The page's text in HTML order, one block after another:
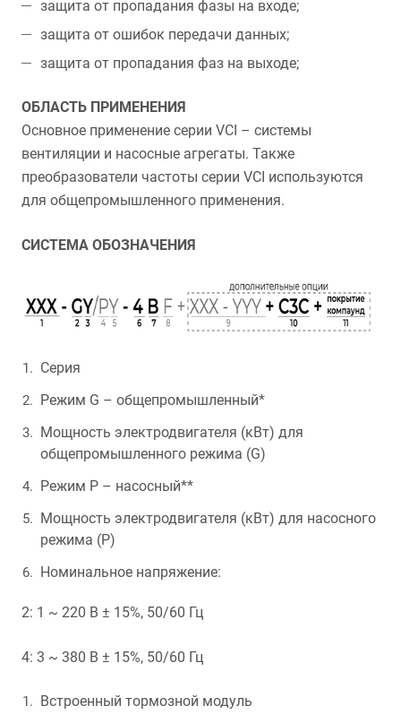
защита от пропадания фазы на входе;
защита от ошибок передачи данных;
защита от пропадания фаз на выходе;
ОБЛАСТЬ ПРИМЕНЕНИЯ
Основное применение серии VCI – системы
вентиляции и насосные агрегаты. Также
преобразователи частоты серии VCI используются
для общепромышленного применения.
СИСТЕМА ОБОЗНАЧЕНИЯ
Серия
Режим G – общепромышленный*
Мощность электродвигателя (кВт) для
общепромышленного режима (G)
Режим P – насосный**
Мощность электродвигателя (кВт) для насосного
режима (P)
Номинальное напряжение:
2: 1 ~ 220 В ± 15%, 50/60 Гц
4: 3 ~ 380 В ± 15%, 50/60 Гц
Встроенный тормозной модуль